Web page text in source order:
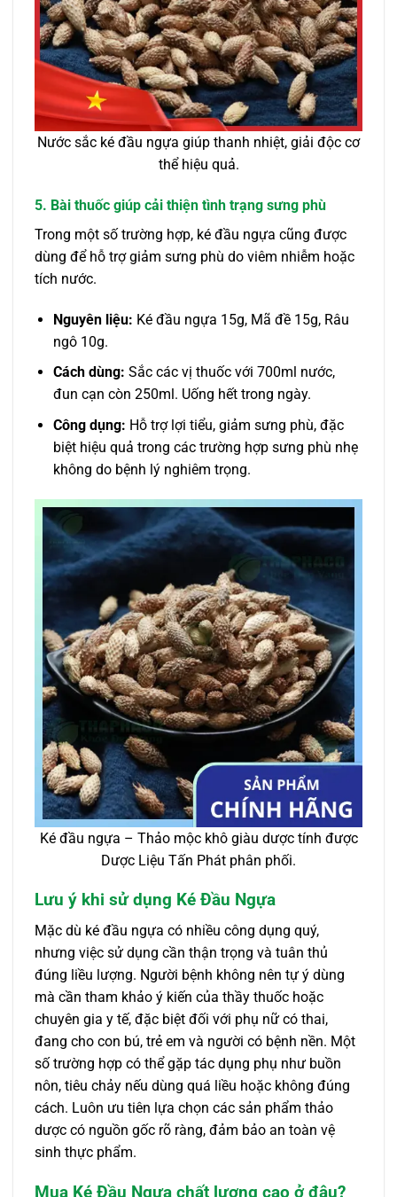
Nước sắc ké đầu ngựa giúp thanh nhiệt, giải độc cơ
thể hiệu quả.
5. Bài thuốc giúp cải thiện tình trạng sưng phù
Trong một số trường hợp, ké đầu ngựa cũng được
dùng để hỗ trợ giảm sưng phù do viêm nhiễm hoặc
tích nước.
Nguyên liệu: Ké đầu ngựa 15g, Mã đề 15g, Râu
ngô 10g.
Cách dùng: Sắc các vị thuốc với 700ml nước,
đun cạn còn 250ml. Uống hết trong ngày.
Công dụng: Hỗ trợ lợi tiểu, giảm sưng phù, đặc
biệt hiệu quả trong các trường hợp sưng phù nhẹ
không do bệnh lý nghiêm trọng.
Ké đầu ngựa – Thảo mộc khô giàu dược tính được
Dược Liệu Tấn Phát phân phối.
Lưu ý khi sử dụng Ké Đầu Ngựa
Mặc dù ké đầu ngựa có nhiều công dụng quý,
nhưng việc sử dụng cần thận trọng và tuân thủ
đúng liều lượng. Người bệnh không nên tự ý dùng
mà cần tham khảo ý kiến của thầy thuốc hoặc
chuyên gia y tế, đặc biệt đối với phụ nữ có thai,
đang cho con bú, trẻ em và người có bệnh nền. Một
số trường hợp có thể gặp tác dụng phụ như buồn
nôn, tiêu chảy nếu dùng quá liều hoặc không đúng
cách. Luôn ưu tiên lựa chọn các sản phẩm thảo
dược có nguồn gốc rõ ràng, đảm bảo an toàn vệ
sinh thực phẩm.
Mua Ké Đầu Ngựa chất lượng cao ở đâu?